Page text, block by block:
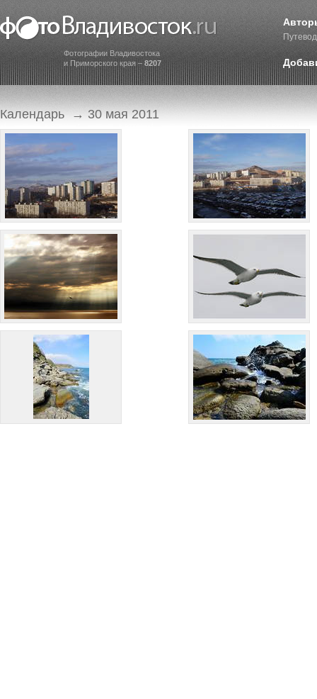
Фотографии Владивостока
и Приморского края – 8207
Календарь → 30 мая 2011